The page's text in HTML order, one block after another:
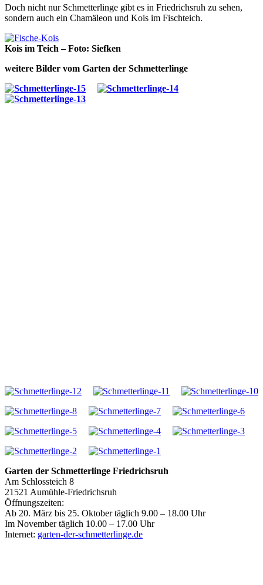
Doch nicht nur Schmetterlinge gibt es in Friedrichsruh zu sehen,
sondern auch ein Chamäleon und Kois im Fischteich.
Kois im Teich – Foto: Siefken
weitere Bilder vom Garten der Schmetterlinge
Garten der Schmetterlinge Friedrichsruh
Am Schlossteich 8
21521 Aumühle-Friedrichsruh
Öffnungszeiten:
Ab 20. März bis 25. Oktober täglich 9.00 – 18.00 Uhr
Im November täglich 10.00 – 17.00 Uhr
Internet: garten-der-schmetterlinge.de